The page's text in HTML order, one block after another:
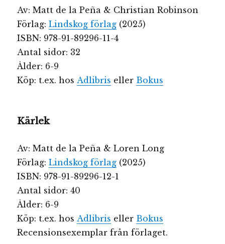
Av: Matt de la Peña & Christian Robinson
Förlag:Lindskog förlag (2025)
ISBN: 978-91-89296-11-4
Antal sidor: 32
Ålder: 6-9
Köp: t.ex. hosAdlibris eller Bokus
Kärlek
Av: Matt de la Peña & Loren Long
Förlag:Lindskog förlag (2025)
ISBN: 978-91-89296-12-1
Antal sidor: 40
Ålder: 6-9
Köp: t.ex. hosAdlibris eller Bokus
Recensionsexemplar från förlaget.